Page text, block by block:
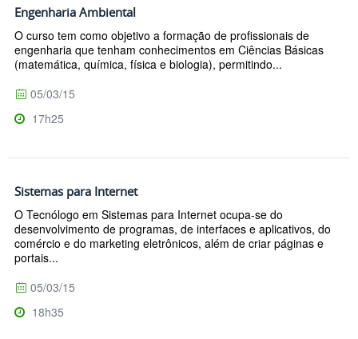
Engenharia Ambiental
O curso tem como objetivo a formação de profissionais de
engenharia que tenham conhecimentos em Ciências Básicas
(matemática, química, física e biologia), permitindo...
05/03/15
17h25
Sistemas para Internet
O Tecnólogo em Sistemas para Internet ocupa-se do
desenvolvimento de programas, de interfaces e aplicativos, do
comércio e do marketing eletrônicos, além de criar páginas e
portais...
05/03/15
18h35